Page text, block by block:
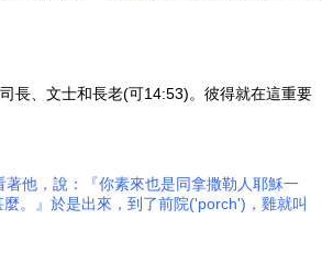
長、文士和長老(可14:53)。彼得就在這重要
著他，說：『你素來也是同拿撒勒人耶穌一
』於是出來，到了前院('porch')，雞就叫